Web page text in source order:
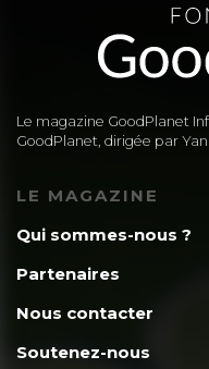
Le magazine GoodPlanet
GoodPlanet, dirigée par
LE MAGAZINE
Qui sommes-nous ?
Partenaires
Nous contacter
Soutenez-nous